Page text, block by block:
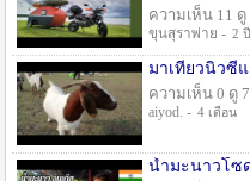
ความเห็น 11 ดู
ขุนสุราพ่าย - 2 ปี
มาเที่ยวนิวซี
ความเห็น 0 ดู
aiyod. - 4 เดือน
น้ำมะนาวโซ